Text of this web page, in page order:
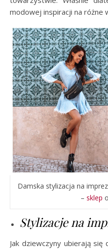
modowej inspiracji na różne
Damska stylizacja na
– sklep
Stylizacje na
Jak dziewczyny ubierają się